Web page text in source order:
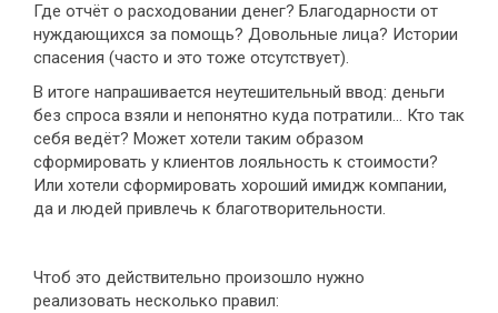
Где отчёт о расходовании денег? Благодарности от
нуждающихся за помощь? Довольные лица? Истории
спасения (часто и это тоже отсутствует).
В итоге напрашивается неутешительный ввод: деньги
без спроса взяли и непонятно куда потратили… Кто так
себя ведёт? Может хотели таким образом
сформировать у клиентов лояльность к стоимости?
Или хотели сформировать хороший имидж компании,
да и людей привлечь к благотворительности.
Чтоб это действительно произошло нужно
реализовать несколько правил: